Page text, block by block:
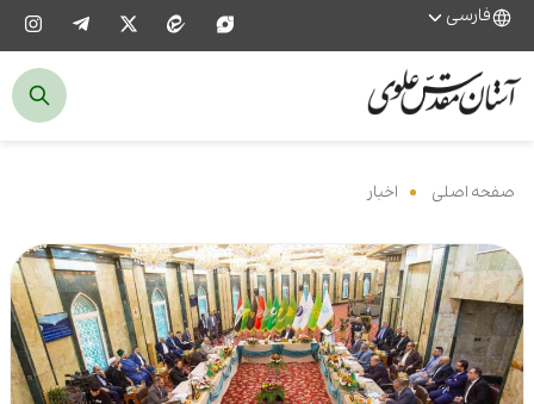
فارسی
صفحه اصلی اخبار